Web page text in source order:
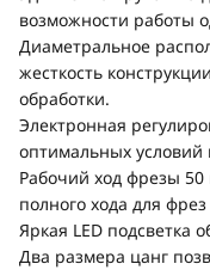
возможности работы
Диаметральное
жесткость
обработки.
Электронная
оптимальных
Рабочий ход фрезы
полного хода для
Яркая LED подсветка
Два размера цанг